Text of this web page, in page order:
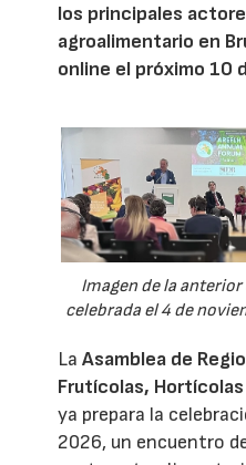
los principales
agroalimentario en
online el próximo 10
Imagen de la
celebrada el 4 de
LaAsamblea de
Frutícolas, Hortícolas
ya prepara la
2026, un encuentro